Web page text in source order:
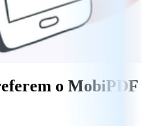
o MobiPDF